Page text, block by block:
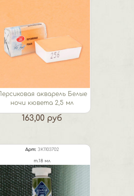
Персиковая акварель Белые
ночи кювета 2,5 мл
163,00 руб
Арт: ЗК1103702
т.18 мл